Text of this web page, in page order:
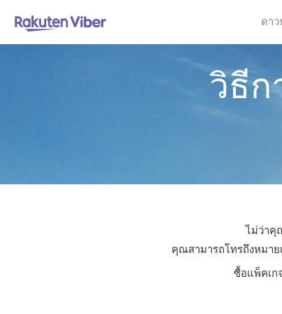
ดา
วิธีก
ไม่ว่าคุ
คุณสามารถโทรถึงหมาย
ซื้อแพ็คเก